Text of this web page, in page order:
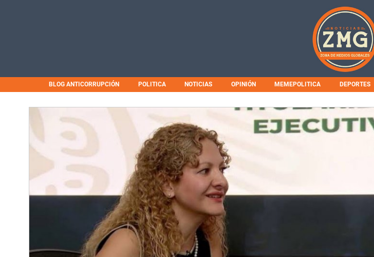
BLOG ANTICORRUPCIÓN POLITICA NOTICIAS OPINIÓN MEMEPOLITICA DEPORTES